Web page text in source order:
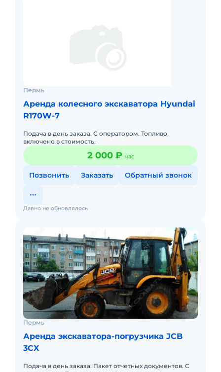
Пермь
Аренда колесного экскаватора Hyundai
R170W-7
Подача в день заказа. С оператором. Топливо
включено в стоимость.
2 000 ₽ час
Позвонить Заказать Обратный звонок
Давно не обновлялось
Пермь
Аренда экскаватора-погрузчика JCB
3CX
Подача в день заказа. Пакет отчетных документов. С